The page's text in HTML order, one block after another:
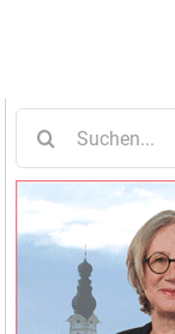
nach: